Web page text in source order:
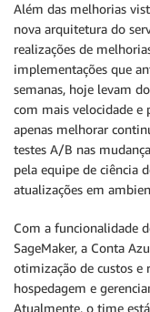
Além das melhorias
nova arquitetura do
realizações de
implementações que
semanas, hoje levam
com mais velocidade e
apenas melhorar
testes A/B nas
pela equipe de ciência
atualizações em
Com a funcionalidade
SageMaker, a Conta
otimização de custos e
hospedagem e
Atualmente, o time